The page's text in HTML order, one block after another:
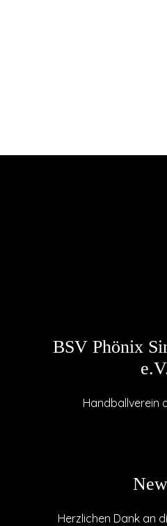
BSV Phönix
Handballverein
Herzlichen Dank an